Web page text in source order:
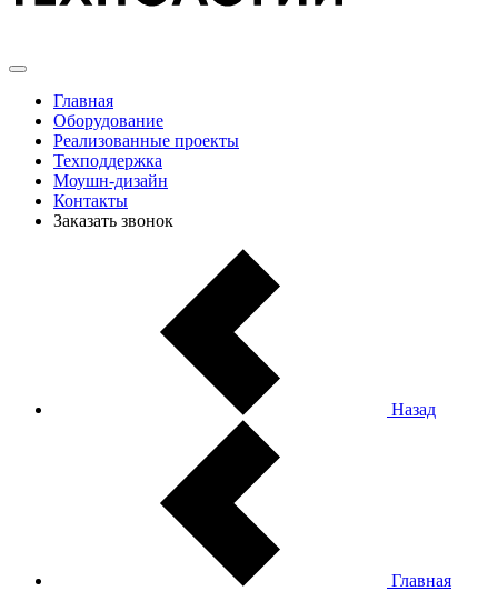
Главная
Оборудование
Реализованные проекты
Техподдержка
Моушн-дизайн
Контакты
Заказать звонок
Назад
Главная